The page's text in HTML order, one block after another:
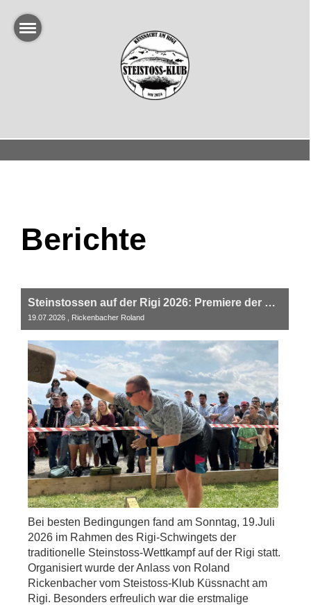
Berichte
Steinstossen auf der Rigi 2026: Premiere der Frauenkategorie ein voller Erfolg
19.07.2026 , Rickenbacher Roland
Bei besten Bedingungen fand am Sonntag, 19.Juli
2026 im Rahmen des Rigi-Schwingets der
traditionelle Steinstoss-Wettkampf auf der Rigi statt.
Organisiert wurde der Anlass von Roland
Rickenbacher vom Steistoss-Klub Küssnacht am
Rigi. Besonders erfreulich war die erstmalige